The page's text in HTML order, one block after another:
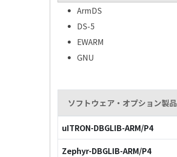
ArmDS
DS-5
EWARM
GNU
ソフトウェア・オプション製品
uITRON-DBGLIB-ARM/P4
Zephyr-DBGLIB-ARM/P4